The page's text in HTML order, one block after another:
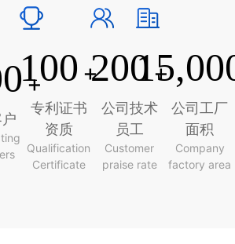
+
100 +
专利证书
资质
Qualification
Certificate
200+
公司技术
员工
Customer
praise rate
公司工厂
面积
Company
factory area